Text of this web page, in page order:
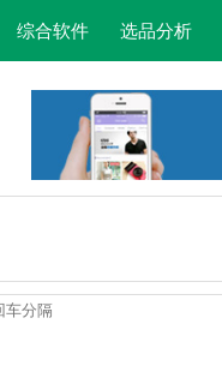
综合软件 选品分析